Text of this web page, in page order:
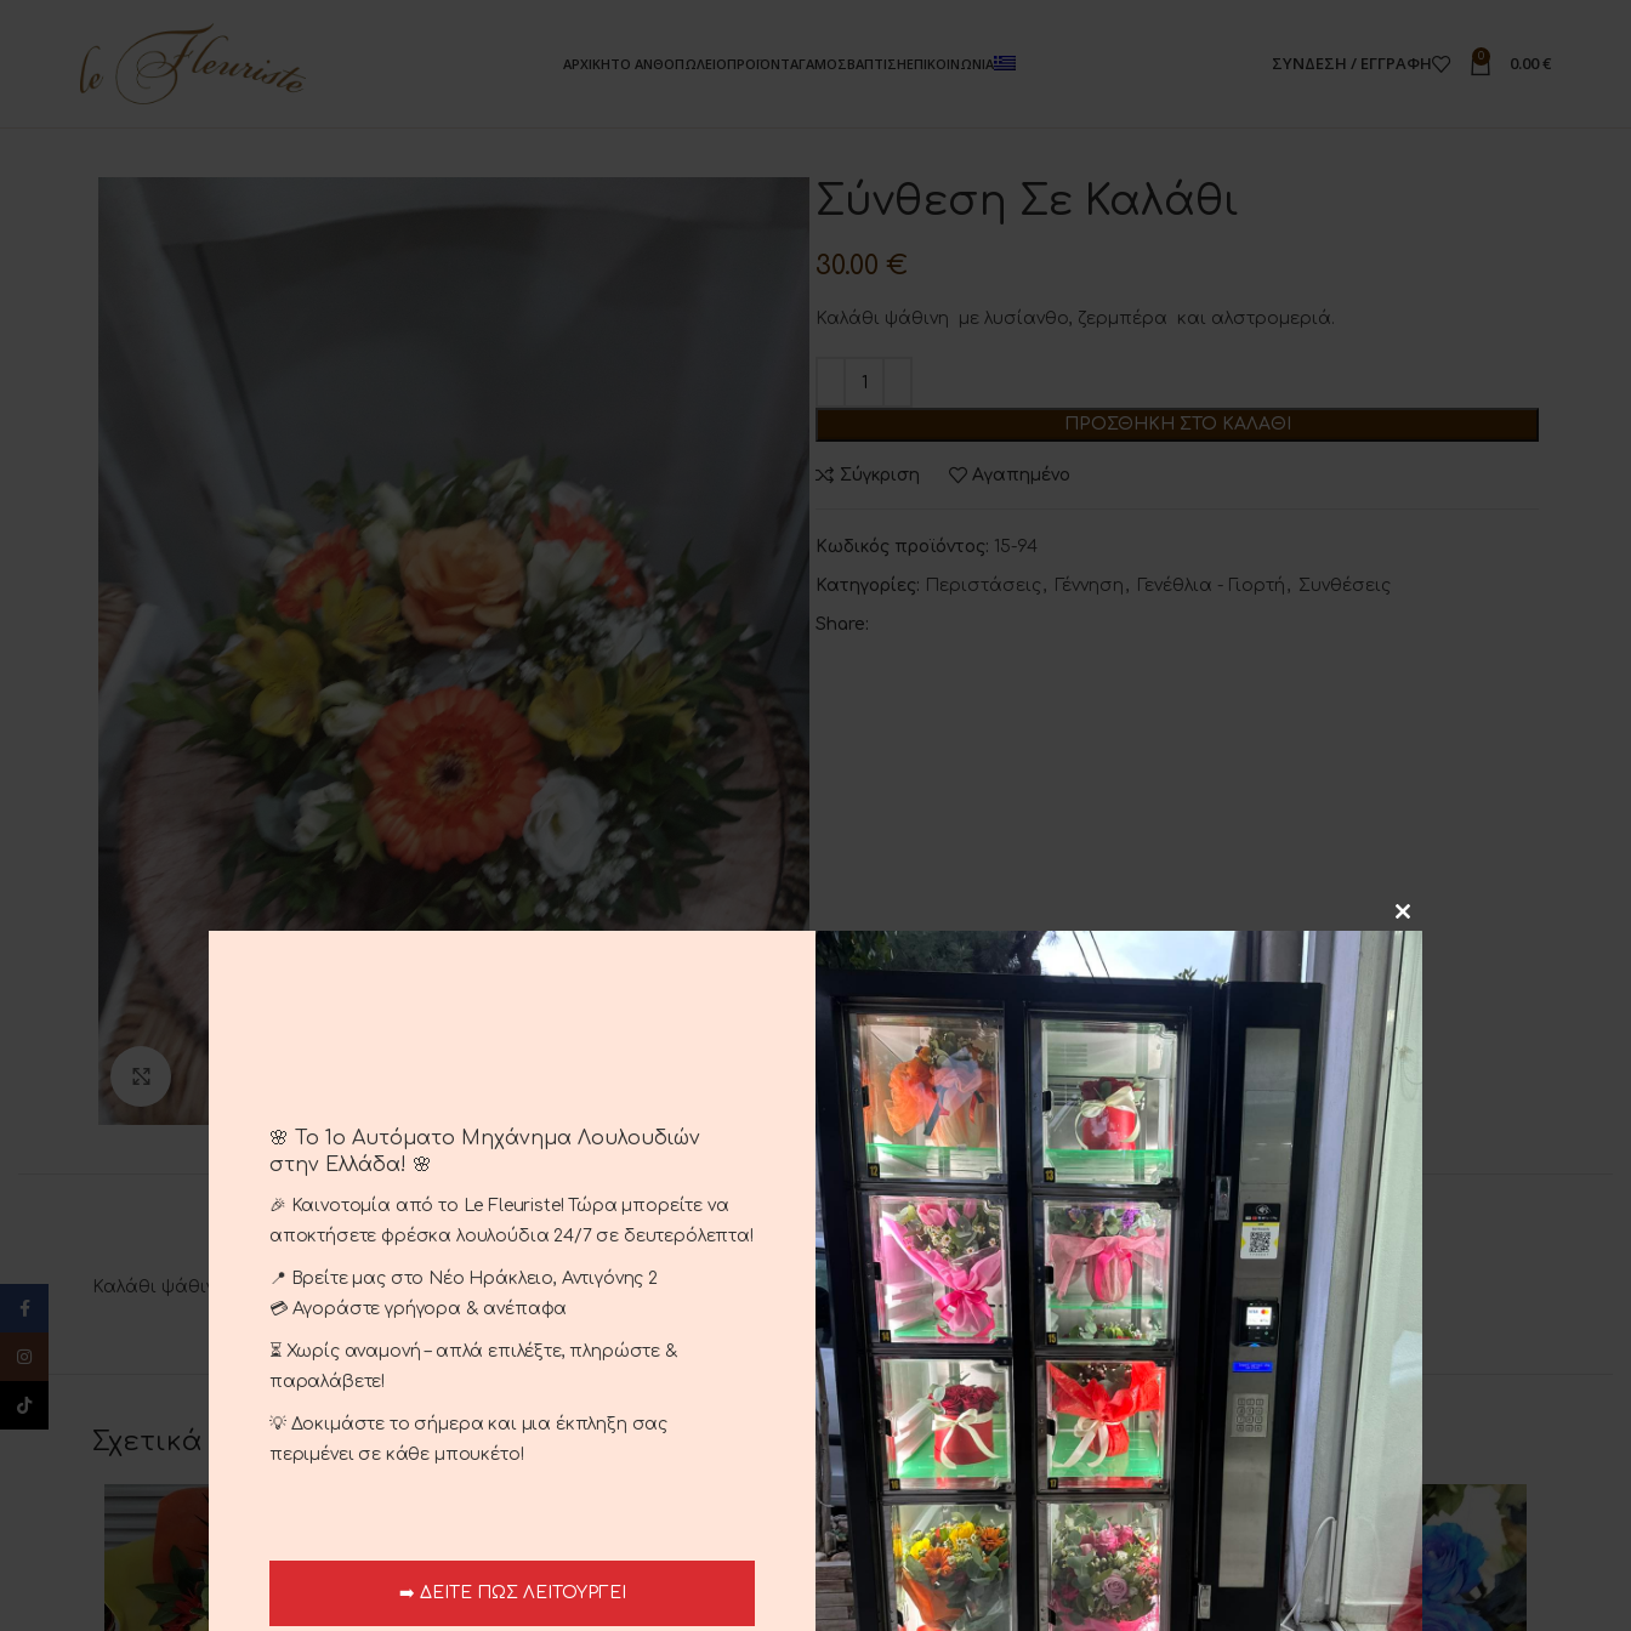
ΑΡΧΙΚΗΤΟ ΑΝΘΟΠΩΛΕΙΟΠΡΟΪΟΝΤΑΓΑΜΟΣΒΑΠΤΙΣΗΕΠΙΚΟΙΝΩΝΙΑ ΣΎΝΔΕΣΗ / ΕΓΓΡΑΦΉ 0 0.00€
Σύνθεση Σε Καλάθι
30.00 €
Καλάθι ψάθινη με λυσίανθο, ζερμπέρα και αλστρομεριά.
ΠΡΟΣΘΉΚΗ ΣΤΟ ΚΑΛΆΘΙ
Σύγκριση Αγαπημένο
Κωδικός προϊόντος: 15-94
Κατηγορίες: Περιστάσεις , Γέννηση , Γενέθλια - Γιορτή , Συνθέσεις
Share:
ΠΕΡΙΓΡΑΦΉ ΑΠΟΣΤΟΛΉ ΚΑΙ ΠΑΡΆΔΟΣΗ
Καλάθι ψάθινη με λυσιανθο, ζερμπερα και αλστρομερια.
Σχετικά προϊόντα
🌸 Το 1ο Αυτόματο Μηχάνημα Λουλουδιών
στην Ελλάδα! 🌸
🎉 Καινοτομία από το Le Fleuriste! Τώρα μπορείτε να
αποκτήσετε φρέσκα λουλούδια 24/7 σε δευτερόλεπτα!
📍 Βρείτε μας στο Νέο Ηράκλειο, Αντιγόνης 2
💳 Αγοράστε γρήγορα & ανέπαφα
⏳ Χωρίς αναμονή – απλά επιλέξτε, πληρώστε &
παραλάβετε!
💡 Δοκιμάστε το σήμερα και μια έκπληξη σας
περιμένει σε κάθε μπουκέτο!
➡️ ΔΕΙΤΕ ΠΩΣ ΛΕΙΤΟΥΡΓΕΙ